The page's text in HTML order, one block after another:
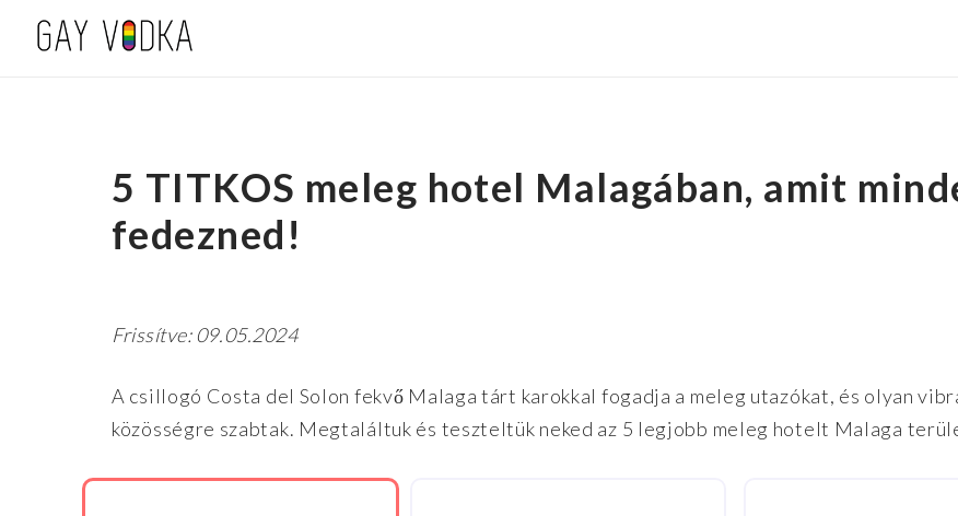
5 TITKOS meleg hotel Malagában, amit
fedezned!
Frissítve: 09.05.2024
A csillogó Costa del Solon fekvő Malaga tárt karokkal fogadja a meleg utazókat, és olyan
közösségre szabtak. Megtaláltuk és teszteltük neked az 5 legjobb meleg hotelt Malaga